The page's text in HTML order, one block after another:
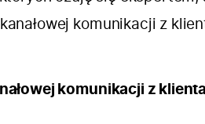
komunikacji z
komunikacji z